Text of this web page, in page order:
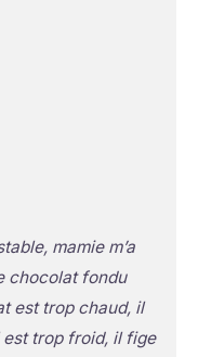
mamie m’a
chocolat fondu
est trop chaud, il
trop froid, il fige